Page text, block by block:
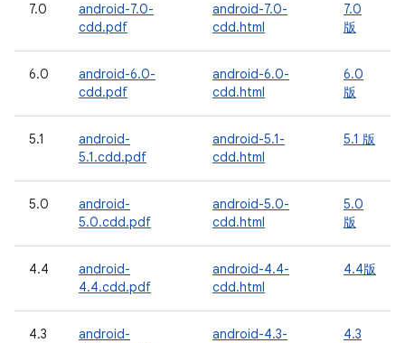
7.0
android-7.0-
cdd.pdf
android-7.0-
cdd.html
7.0
版
6.0
android-6.0-
cdd.pdf
android-6.0-
cdd.html
6.0
版
5.1
android-
5.1.cdd.pdf
android-5.1-
cdd.html
5.1 版
5.0
android-
5.0.cdd.pdf
android-5.0-
cdd.html
5.0
版
4.4
android-
4.4.cdd.pdf
android-4.4-
cdd.html
4.4版
4.3
android-
android-4.3-
4.3